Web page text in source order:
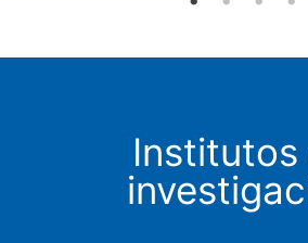
Institutos